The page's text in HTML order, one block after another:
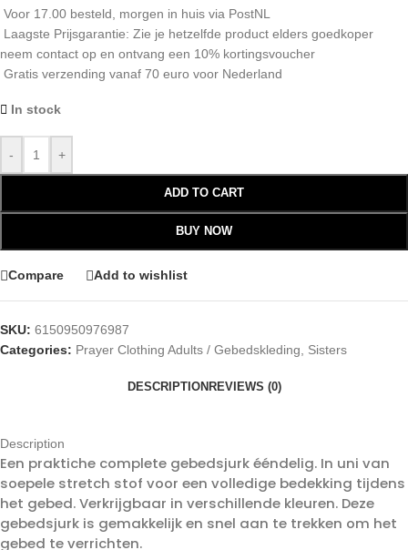
Voor 17.00 besteld, morgen in huis via PostNL
Laagste Prijsgarantie: Zie je hetzelfde product elders goedkoper
neem contact op en ontvang een 10% kortingsvoucher
Gratis verzending vanaf 70 euro voor Nederland
In stock
- +
ADD TO CART
BUY NOW
Compare Add to wishlist
SKU: 6150950976987
Categories: Prayer Clothing Adults / Gebedskleding Sisters
DESCRIPTION REVIEWS (0)
Description
Een praktiche complete gebedsjurk ééndelig. In uni van
soepele stretch stof voor een volledige bedekking tijdens
het gebed. Verkrijgbaar in verschillende kleuren. Deze
gebedsjurk is gemakkelijk en snel aan te trekken om het
gebed te verrichten.